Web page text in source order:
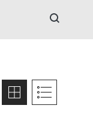
검색